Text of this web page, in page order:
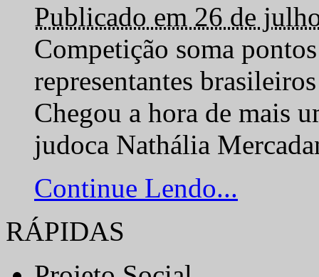
Publicado em 26 de
Competição soma
representantes
Chegou a hora de mais
judoca Nathália
Continue Lendo...
RÁPIDAS